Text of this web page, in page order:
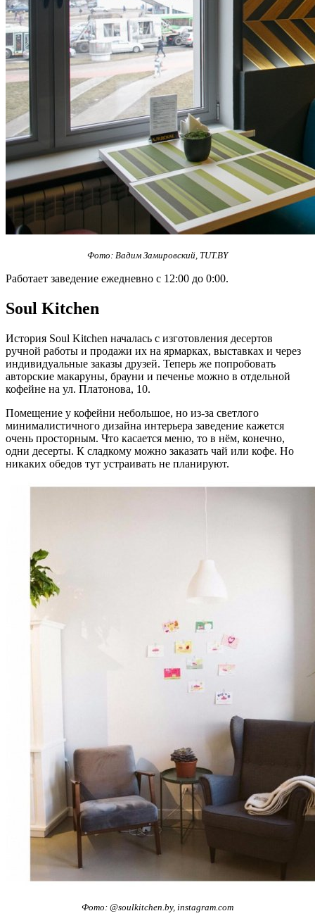
Фото: Вадим Замировский, TUT.BY
Работает заведение ежедневно с 12:00 до 0:00.
Soul Kitchen
История Soul Kitchen началась с изготовления десертов
ручной работы и продажи их на ярмарках, выставках и через
индивидуальные заказы друзей. Теперь же попробовать
авторские макаруны, брауни и печенье можно в отдельной
кофейне на ул. Платонова, 10.
Помещение у кофейни небольшое, но из-за светлого
минималистичного дизайна интерьера заведение кажется
очень просторным. Что касается меню, то в нём, конечно,
одни десерты. К сладкому можно заказать чай или кофе. Но
никаких обедов тут устраивать не планируют.
Фото: @soulkitchen.by, instagram.com